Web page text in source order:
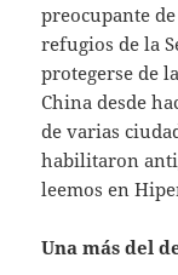
preocupante
refugios de la
protegerse de
China desde
de varias
habilitaron
leemos en
Una más del